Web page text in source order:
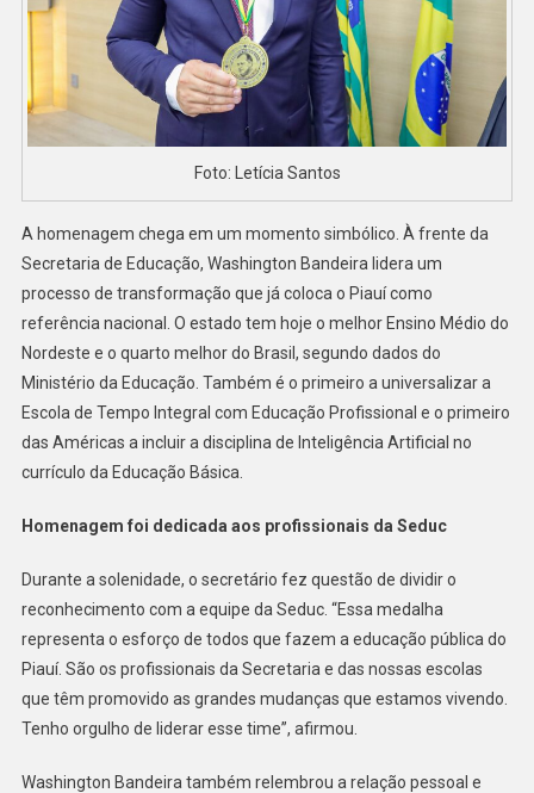
Foto: Letícia Santos
A homenagem chega em um momento simbólico. À frente da
Secretaria de Educação, Washington Bandeira lidera um
processo de transformação que já coloca o Piauí como
referência nacional. O estado tem hoje o melhor Ensino Médio do
Nordeste e o quarto melhor do Brasil, segundo dados do
Ministério da Educação. Também é o primeiro a universalizar a
Escola de Tempo Integral com Educação Profissional e o primeiro
das Américas a incluir a disciplina de Inteligência Artificial no
currículo da Educação Básica.
Homenagem foi dedicada aos profissionais da Seduc
Durante a solenidade, o secretário fez questão de dividir o
reconhecimento com a equipe da Seduc. “Essa medalha
representa o esforço de todos que fazem a educação pública do
Piauí. São os profissionais da Secretaria e das nossas escolas
que têm promovido as grandes mudanças que estamos vivendo.
Tenho orgulho de liderar esse time”, afirmou.
Washington Bandeira também relembrou a relação pessoal e